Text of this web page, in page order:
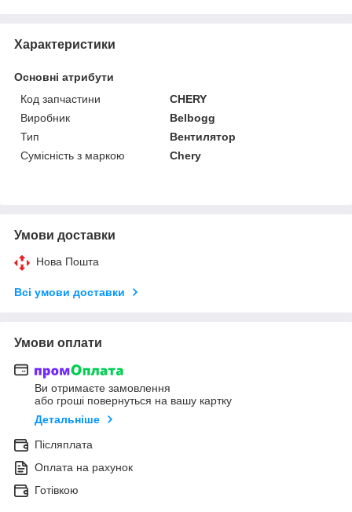
Характеристики
Основні атрибути
Код запчастини
CHERY
Виробник
Belbogg
Тип
Вентилятор
Сумісність з маркою
Chery
Умови доставки
Нова Пошта
Всі умови доставки
Умови оплати
Ви отримаєте замовлення
або гроші повернуться на вашу картку
Детальніше
Післяплата
Оплата на рахунок
Готівкою